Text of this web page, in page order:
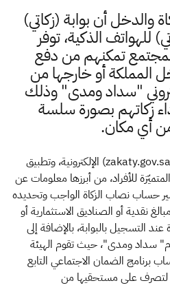
ضريبة القيمة المضافة
العقارية
والدخل أن بوابة (زكاتي)
للهواتف الذكية، توفر
تمكنهم من دفع
المملكة أو خارجها من
"سداد ومدى" وذلك
زكاتهم بصورة سلسة
أي مكان.
وأوضحت الهيئة أن بوابة زكاتي (zakaty.gov.sa) الإلكترونية، وتطبيق
للأفراد، من أبرزها معلومات عن
حساب نصاب الزكاة الواجب وتحديده
نقدية أو الصناديق الاستثمارية أو
عند التسجيل بالبوابة، بالإضافة إلى
سداد ومدى"، حيث تقوم الهيئة
برنامج الضمان الاجتماعي التابع
لتصرف على مستحقيها من